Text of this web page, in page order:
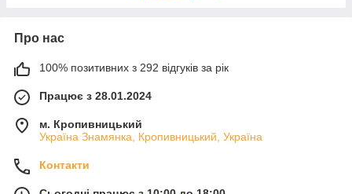
Про нас
100% позитивних з 292 відгуків за рік
Працює з 28.01.2024
м. Кропивницький
Україна Знамянка, Кропивницький, Україна
Контакти